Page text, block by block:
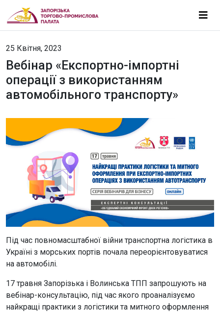
25 Квітня, 2023
Вебінар «Експортно-імпортні
операції з використанням
автомобільного транспорту»
Під час повномасштабної війни транспортна логістика в
Україні з морських портів почала переорієнтовуватися
на автомобілі.
17 травня Запорізька і Волинська ТПП запрошують на
вебінар-консультацію, під час якого проаналізуємо
найкращі практики з логістики та митного оформлення